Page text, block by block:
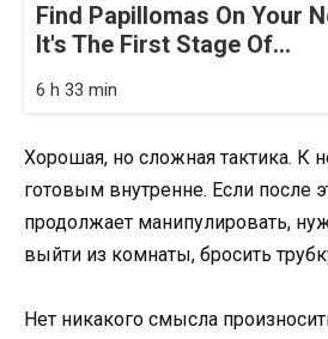
Find Papillomas On Your
It's The First Stage Of...
6 h 33 min
Хорошая, но сложная тактика. К
готовым внутренне. Если после
продолжает манипулировать,
выйти из комнаты, бросить
Нет никакого смысла